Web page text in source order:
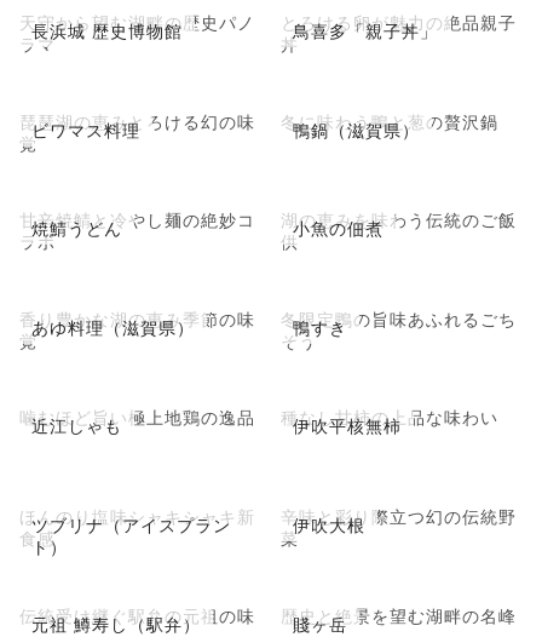
長浜城 歴史博物館
天守から望む湖畔の歴史パノ
ラマ
鳥喜多「親子丼」
とろける卵が魅力の絶品親子
丼
ビワマス料理
琵琶湖の恵みとろける幻の味
覚
鴨鍋（滋賀県）
冬に味わう鴨と葱の贅沢鍋
焼鯖うどん
甘辛焼鯖と冷やし麺の絶妙コ
ラボ
小魚の佃煮
湖の恵みを味わう伝統のご飯
供
あゆ料理（滋賀県）
香り豊かな湖の恵み季節の味
覚
鴨すき
冬限定鴨の旨味あふれるごち
そう
近江しゃも
噛むほど旨い極上地鶏の逸品 伊吹平核無柿
種なし甘柿の上品な味わい
ツブリナ（アイスプラン
ト）
ほんのり塩味シャキシャキ新
食感
伊吹大根
辛味と彩り際立つ幻の伝統野
菜
元祖 鱒寿し（駅弁）
伝統受け継ぐ駅弁の元祖の味 賤ヶ岳
歴史と絶景を望む湖畔の名峰